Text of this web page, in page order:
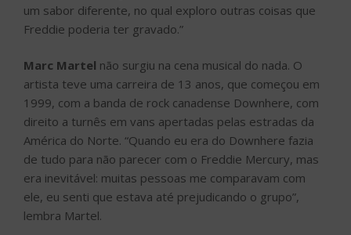
um sabor diferente, no qual exploro outras coisas que
Freddie poderia ter gravado.”
Marc Martel não surgiu na cena musical do nada. O
artista teve uma carreira de 13 anos, que começou em
1999, com a banda de rock canadense Downhere, com
direito a turnês em vans apertadas pelas estradas da
América do Norte. “Quando eu era do Downhere fazia
de tudo para não parecer com o Freddie Mercury, mas
era inevitável: muitas pessoas me comparavam com
ele, eu senti que estava até prejudicando o grupo”,
lembra Martel.